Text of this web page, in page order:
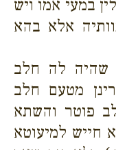
במעי אמו ויש
אלא בהא
שהיה לה חלב
מטעם חלב
פוטר והשתא
חייש למיעוטא